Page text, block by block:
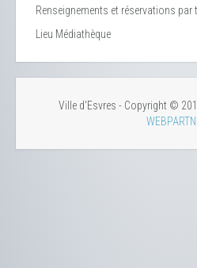
Renseignements et réservations par
Lieu Médiathèque
Ville d'Esvres - Copyright ©